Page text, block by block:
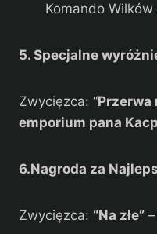
Komando Wilków
5. Specjalne
Zwycięzca: “Przerwa
emporium pana
6.Nagroda za
Zwycięzca: “Na złe” –